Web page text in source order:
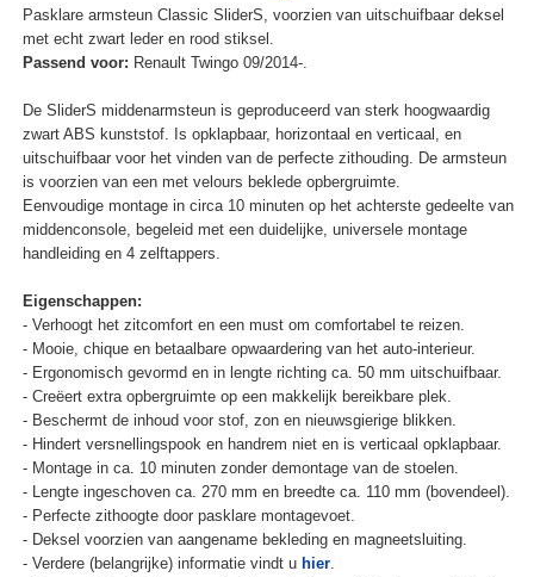
Pasklare armsteun Classic SliderS, voorzien van uitschuifbaar deksel
met echt zwart leder en rood stiksel.
Passend voor: Renault Twingo 09/2014-.
De SliderS middenarmsteun is geproduceerd van sterk hoogwaardig
zwart ABS kunststof. Is opklapbaar, horizontaal en verticaal, en
uitschuifbaar voor het vinden van de perfecte zithouding. De armsteun
is voorzien van een met velours beklede opbergruimte.
Eenvoudige montage in circa 10 minuten op het achterste gedeelte van
middenconsole, begeleid met een duidelijke, universele montage
handleiding en 4 zelftappers.
Eigenschappen:
- Verhoogt het zitcomfort en een must om comfortabel te reizen.
- Mooie, chique en betaalbare opwaardering van het auto-interieur.
- Ergonomisch gevormd en in lengte richting ca. 50 mm uitschuifbaar.
- Creëert extra opbergruimte op een makkelijk bereikbare plek.
- Beschermt de inhoud voor stof, zon en nieuwsgierige blikken.
- Hindert versnellingspook en handrem niet en is verticaal opklapbaar.
- Montage in ca. 10 minuten zonder demontage van de stoelen.
- Lengte ingeschoven ca. 270 mm en breedte ca. 110 mm (bovendeel).
- Perfecte zithoogte door pasklare montagevoet.
- Deksel voorzien van aangename bekleding en magneetsluiting.
- Verdere (belangrijke) informatie vindt u hier.